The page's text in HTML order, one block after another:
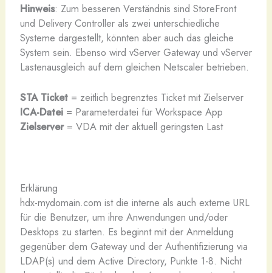
Hinweis: Zum besseren Verständnis sind StoreFront
und Delivery Controller als zwei unterschiedliche
Systeme dargestellt, könnten aber auch das gleiche
System sein. Ebenso wird vServer Gateway und vServer
Lastenausgleich auf dem gleichen Netscaler betrieben.
STA Ticket= zeitlich begrenztes Ticket mit Zielserver
ICA-Datei= Parameterdatei für Workspace App
Zielserver= VDA mit der aktuell geringsten Last
Erklärung
hdx-mydomain.com ist die interne als auch externe URL
für die Benutzer, um ihre Anwendungen und/oder
Desktops zu starten. Es beginnt mit der Anmeldung
gegenüber dem Gateway und der Authentifizierung via
LDAP(s) und dem Active Directory, Punkte 1-8. Nicht